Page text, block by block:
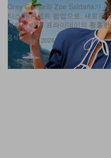
음식
Grey Goose와 Zoe Saldaña가
티스리 콘셉트 팝업으로, 새로운
사하는 서머 프라이데이의 황홀
Jun 6, 2026